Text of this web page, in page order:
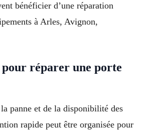
bénéficier d’une réparation
à Arles, Avignon,
réparer une porte
panne et de la disponibilité des
rapide peut être organisée pour